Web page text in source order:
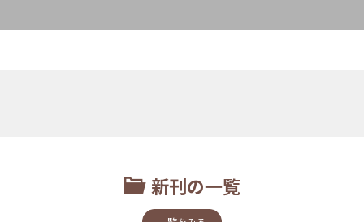
新刊の一覧